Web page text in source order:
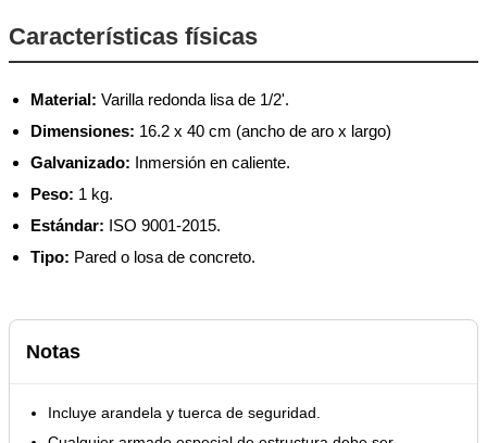
Características físicas
Material: Varilla redonda lisa de 1/2'.
Dimensiones: 16.2 x 40 cm (ancho de aro x largo)
Galvanizado: Inmersión en caliente.
Peso: 1 kg.
Estándar: ISO 9001-2015.
Tipo: Pared o losa de concreto.
Notas
Incluye arandela y tuerca de seguridad.